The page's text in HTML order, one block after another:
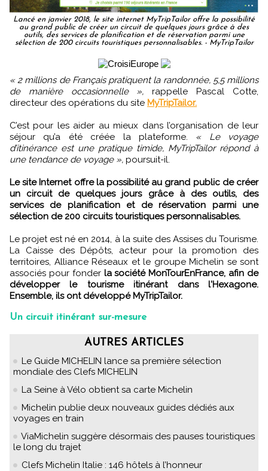
Lancé en janvier 2018, le site internet MyTripTailor offre la possibilité
au grand public de créer un circuit de quelques jours grâce à des
outils, des services de planification et de réservation parmi une
sélection de 200 circuits touristiques personnalisables. - MyTripTailor
« 2 millions de Français pratiquent la randonnée, 5,5 millions
de manière occasionnelle », rappelle Pascal Cotte,
directeur des opérations du site MyTripTailor.
C’est pour les aider au mieux dans l’organisation de leur
séjour qu’a été créée la plateforme. « Le voyage
d’itinérance est une pratique timide, MyTripTailor répond à
une tendance de voyage », poursuit-il.
Le site Internet offre la possibilité au grand public de créer
un circuit de quelques jours grâce à des outils, des
services de planification et de réservation parmi une
sélection de 200 circuits touristiques personnalisables.
Le projet est né en 2014, à la suite des Assises du Tourisme.
La Caisse des Dépôts, acteur pour la promotion des
territoires, Alliance Réseaux et le groupe Michelin se sont
associés pour fonder la société MonTourEnFrance, afin de
développer le tourisme itinérant dans l'Hexagone.
Ensemble, ils ont développé MyTripTailor.
Un circuit itinérant sur-mesure
AUTRES ARTICLES
Le Guide MICHELIN lance sa première sélection
mondiale des Clefs MICHELIN
La Seine à Vélo obtient sa carte Michelin
Michelin publie deux nouveaux guides dédiés aux
voyages en train
ViaMichelin suggère désormais des pauses touristiques
le long du trajet
Clefs Michelin Italie : 146 hôtels à l’honneur